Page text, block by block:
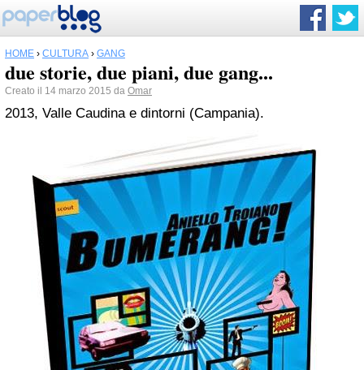
HOME › CULTURA › GANG
due storie, due piani, due gang...
Creato il 14 marzo 2015 da Omar
2013, Valle Caudina e dintorni (Campania).